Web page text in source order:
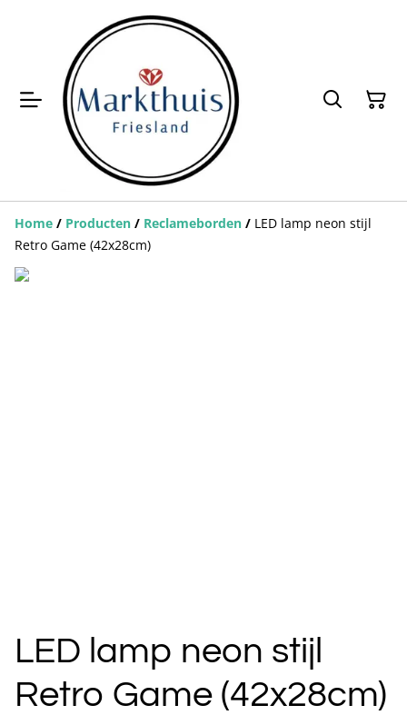
Home / Producten / Reclameborden / LED lamp neon stijl
Retro Game (42x28cm)
LED lamp neon stijl
Retro Game (42x28cm)